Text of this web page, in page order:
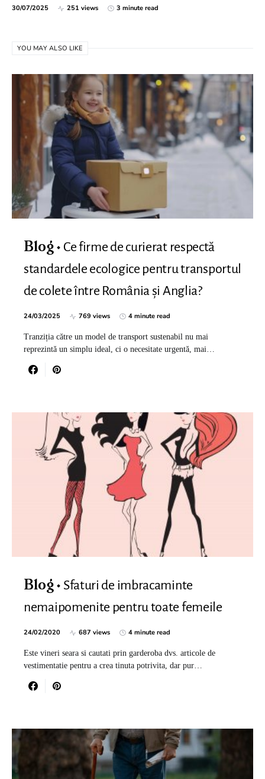
30/07/2025 251 views 3 minute read
YOU MAY ALSO LIKE
Blog
Ce firme de curierat respectă
standardele ecologice pentru transportul
de colete între România și Anglia?
24/03/2025 769 views 4 minute read
Tranziția către un model de transport sustenabil nu mai
reprezintă un simplu ideal, ci o necesitate urgentă, mai…
Blog
Sfaturi de imbracaminte
nemaipomenite pentru toate femeile
24/02/2020 687 views 4 minute read
Este vineri seara si cautati prin garderoba dvs. articole de
vestimentatie pentru a crea tinuta potrivita, dar pur…